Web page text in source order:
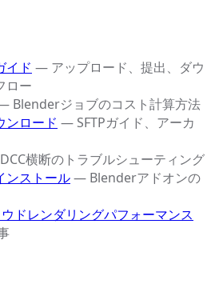
イド — アップロード、提出、ダウ
ロー
Blenderジョブのコスト計算方法
ンロード — SFTPガイド、アーカ
横断のトラブルシューティング
ンストール— Blenderアドオンの
ドレンダリングパフォーマンス